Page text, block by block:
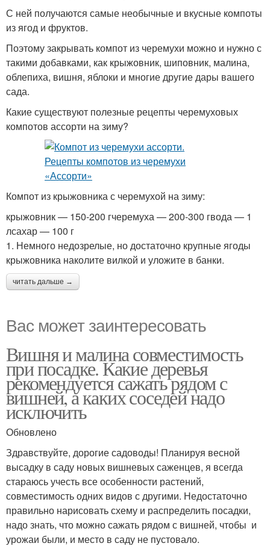
С ней получаются самые необычные и вкусные компоты
из ягод и фруктов.
Поэтому закрывать компот из черемухи можно и нужно с
такими добавками, как крыжовник, шиповник, малина,
облепиха, вишня, яблоки и многие другие дары вашего
сада.
Какие существуют полезные рецепты черемуховых
компотов ассорти на зиму?
Компот из крыжовника с черемухой на зиму:
крыжовник — 150-200 гчеремуха — 200-300 гвода — 1
лсахар — 100 г
1. Немного недозрелые, но достаточно крупные ягоды
крыжовника наколите вилкой и уложите в банки.
читать дальше →
Вас может заинтересовать
Вишня и малина совместимость
при посадке. Какие деревья
рекомендуется сажать рядом с
вишней, а каких соседей надо
исключить
Обновлено
Здравствуйте, дорогие садоводы! Планируя весной
высадку в саду новых вишневых саженцев, я всегда
стараюсь учесть все особенности растений,
совместимость одних видов с другими. Недостаточно
правильно нарисовать схему и распределить посадки,
надо знать, что можно сажать рядом с вишней, чтобы и
урожаи были, и место в саду не пустовало.